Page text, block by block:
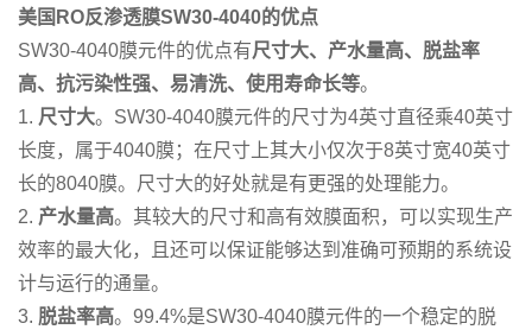
美国RO反渗透膜SW30-4040的优点
SW30-4040膜元件的优点有尺寸大、产水量高、脱盐率
高、抗污染性强、易清洗、使用寿命长等。
1. 尺寸大。SW30-4040膜元件的尺寸为4英寸直径乘40英寸
长度，属于4040膜；在尺寸上其大小仅次于8英寸宽40英寸
长的8040膜。尺寸大的好处就是有更强的处理能力。
2. 产水量高。其较大的尺寸和高有效膜面积，可以实现生产
效率的最大化，且还可以保证能够达到准确可预期的系统设
计与运行的通量。
3. 脱盐率高。99.4%是SW30-4040膜元件的一个稳定的脱